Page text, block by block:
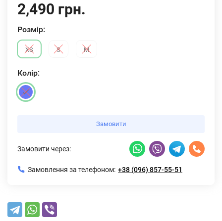
2,490 грн.
Розмiр:
XS S M
Колiр:
Замовити
Замовити через:
Замовлення за телефоном: +38 (096) 857-55-51